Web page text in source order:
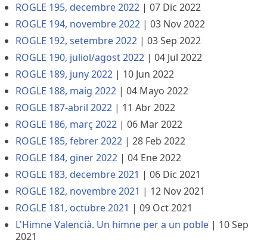
ROGLE 195, decembre 2022 | 07 Dic 2022
ROGLE 194, novembre 2022 | 03 Nov 2022
ROGLE 192, setembre 2022 | 03 Sep 2022
ROGLE 190, juliol/agost 2022 | 04 Jul 2022
ROGLE 189, juny 2022 | 10 Jun 2022
ROGLE 188, maig 2022 | 04 Mayo 2022
ROGLE 187-abril 2022 | 11 Abr 2022
ROGLE 186, març 2022 | 06 Mar 2022
ROGLE 185, febrer 2022 | 28 Feb 2022
ROGLE 184, giner 2022 | 04 Ene 2022
ROGLE 183, decembre 2021 | 06 Dic 2021
ROGLE 182, novembre 2021 | 12 Nov 2021
ROGLE 181, octubre 2021 | 09 Oct 2021
L'Himne Valencià. Un himne per a un poble | 10 Sep
2021